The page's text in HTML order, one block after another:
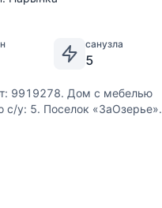
санузла
5
9919278. Дом с мебелью
с/у: 5. Поселок «ЗаОзерье».